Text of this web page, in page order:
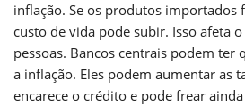
inflação. Se os produtos importados
custo de vida pode subir. Isso afeta
pessoas. Bancos centrais podem ter
a inflação. Eles podem aumentar as
encarece o crédito e pode frear